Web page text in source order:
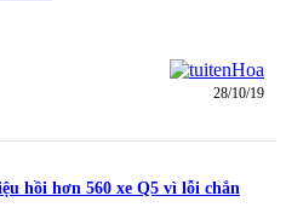
28/10/19
hồi hơn 560 xe Q5 vì lỗi chắn